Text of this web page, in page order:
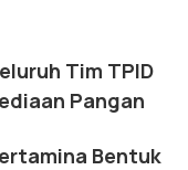
Tim TPID
Pangan
Bentuk